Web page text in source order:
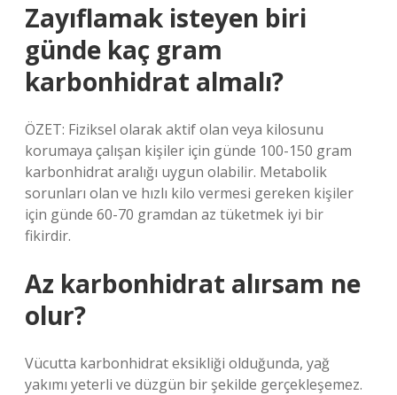
Zayıflamak isteyen biri
günde kaç gram
karbonhidrat almalı?
ÖZET: Fiziksel olarak aktif olan veya kilosunu
korumaya çalışan kişiler için günde 100-150 gram
karbonhidrat aralığı uygun olabilir. Metabolik
sorunları olan ve hızlı kilo vermesi gereken kişiler
için günde 60-70 gramdan az tüketmek iyi bir
fikirdir.
Az karbonhidrat alırsam ne
olur?
Vücutta karbonhidrat eksikliği olduğunda, yağ
yakımı yeterli ve düzgün bir şekilde gerçekleşemez.